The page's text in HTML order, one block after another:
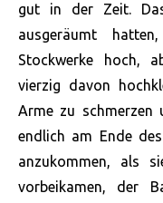
gut in der Zeit.
ausgeräumt
Stockwerke hoch,
vierzig davon
Arme zu schmerzen
endlich am Ende
anzukommen, als
vorbeikamen, der